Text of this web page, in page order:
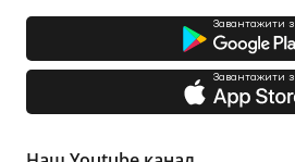
Завантажити з
Завантажити з